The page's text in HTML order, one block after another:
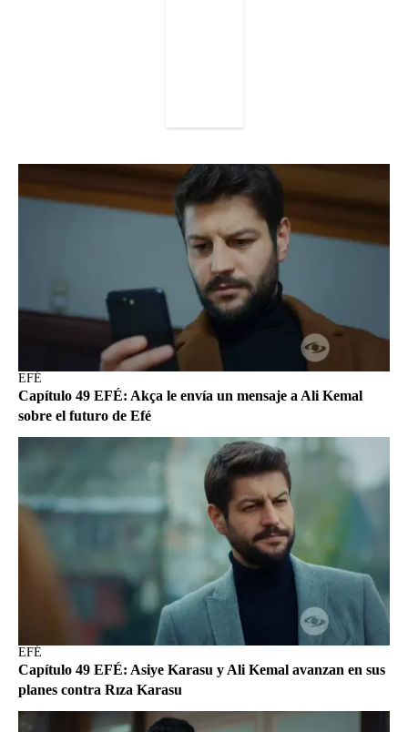
EFÉ
Capítulo 49 EFÉ: Akça le envía un mensaje a Ali Kemal
sobre el futuro de Efé
EFÉ
Capítulo 49 EFÉ: Asiye Karasu y Ali Kemal avanzan en sus
planes contra Rıza Karasu